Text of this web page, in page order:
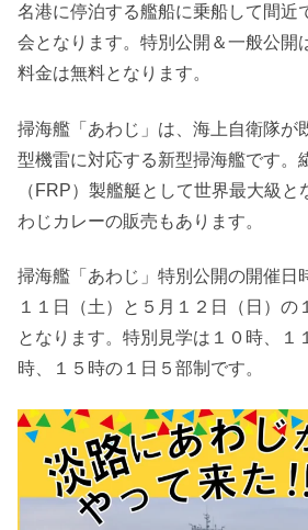
名港に停泊する艦船に乗船して間近
会となります。特別公開＆一般公開
料金は無料となります。
掃海艦「あわじ」は、海上自衛隊が
型機雷に対応する新型掃海艦です。
（FRP）製艦艇として世界最大級と
わじカレーの販売もあります。
掃海艦「あわじ」特別公開の開催日
１１日（土）と５月１２日（日）の
となります。特別見学は１０時、１
時、１５時の１日５部制です。